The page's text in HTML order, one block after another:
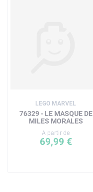
LEGO MARVEL
76329 - LE MASQUE DE
MILES MORALES
A partir de
69,99 €